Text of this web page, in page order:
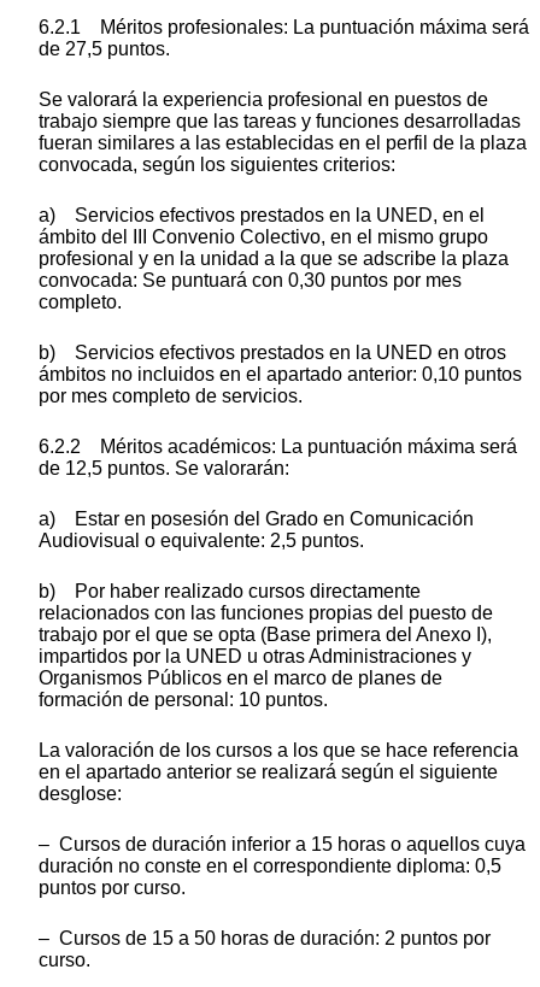
6.2.1 Méritos profesionales: La puntuación máxima será
de 27,5 puntos.
Se valorará la experiencia profesional en puestos de
trabajo siempre que las tareas y funciones desarrolladas
fueran similares a las establecidas en el perfil de la plaza
convocada, según los siguientes criterios:
a) Servicios efectivos prestados en la UNED, en el
ámbito del III Convenio Colectivo, en el mismo grupo
profesional y en la unidad a la que se adscribe la plaza
convocada: Se puntuará con 0,30 puntos por mes
completo.
b) Servicios efectivos prestados en la UNED en otros
ámbitos no incluidos en el apartado anterior: 0,10 puntos
por mes completo de servicios.
6.2.2 Méritos académicos: La puntuación máxima será
de 12,5 puntos. Se valorarán:
a) Estar en posesión del Grado en Comunicación
Audiovisual o equivalente: 2,5 puntos.
b) Por haber realizado cursos directamente
relacionados con las funciones propias del puesto de
trabajo por el que se opta (Base primera del Anexo I),
impartidos por la UNED u otras Administraciones y
Organismos Públicos en el marco de planes de
formación de personal: 10 puntos.
La valoración de los cursos a los que se hace referencia
en el apartado anterior se realizará según el siguiente
desglose:
– Cursos de duración inferior a 15 horas o aquellos cuya
duración no conste en el correspondiente diploma: 0,5
puntos por curso.
– Cursos de 15 a 50 horas de duración: 2 puntos por
curso.